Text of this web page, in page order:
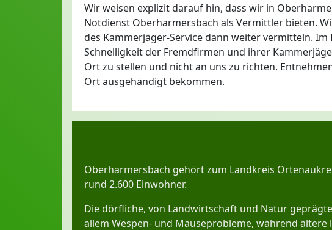
Wir weisen explizit darauf hin, dass wir in
Notdienst Oberharmersbach als Vermittler bieten.
des Kammerjäger-Service dann weiter vermitteln.
Schnelligkeit der Fremdfirmen und ihrer
Ort zu stellen und nicht an uns zu richten.
Ort ausgehändigt bekommen.
Oberharmersbach gehört zum Landkreis
rund 2.600 Einwohner.
Die dörfliche, von Landwirtschaft und Natur
allem Wespen- und Mäuseprobleme, während